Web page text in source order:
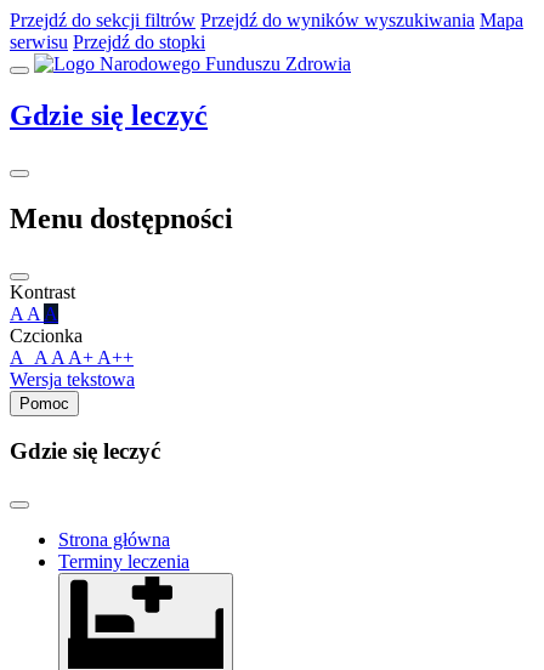
Przejdź do sekcji filtrów Przejdź do wyników wyszukiwania Mapa
serwisu Przejdź do stopki
Gdzie się leczyć
Menu dostępności
Kontrast
A A A
Czcionka
A_A A A+ A++
Wersja tekstowa
Pomoc
Gdzie się leczyć
Strona główna
Terminy leczenia